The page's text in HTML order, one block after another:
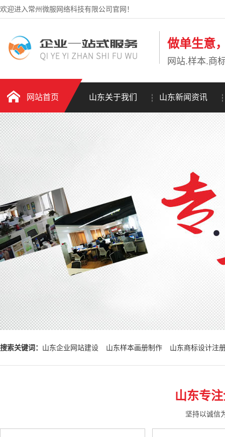
欢迎进入常州微服网络科技有限公司官网！
做单生意
网站.样本.商
网站首页 山东关于我们 山东新闻资讯
搜索关键词： 山东企业网站建设 山东样本画册制作 山东商标设计注
山东专
坚持以诚信